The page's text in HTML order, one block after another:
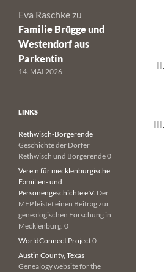
Eva Raschke zu
Familie Brügge und
Westendorf aus
Parkentin
14. MAI 2026
LINKS
Rethwisch-Börgerende
Geschichte der Dörfer
Rethwisch und Börgerende 0
Verein für mecklenburgische
Familien- und
Personengeschichte e.V. Der
MFP leistet einen Beitrag zur
genealogischen Forschung in
Mecklenburg. 0
WorldConnect Project0
Austin County, Texas
Genealogy website for the